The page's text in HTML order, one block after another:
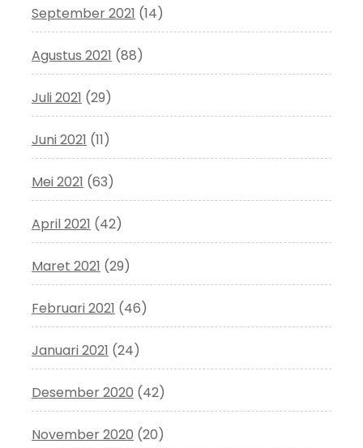
September 2021 (14)
Agustus 2021 (88)
Juli 2021 (29)
Juni 2021 (11)
Mei 2021 (63)
April 2021 (42)
Maret 2021 (29)
Februari 2021 (46)
Januari 2021 (24)
Desember 2020 (42)
November 2020 (20)